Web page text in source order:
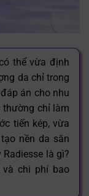
thể vừa định
da chỉ trong
án cho nhu
thường chỉ làm
tiến kép, vừa
nền da săn
là gì?
và chi phí bao